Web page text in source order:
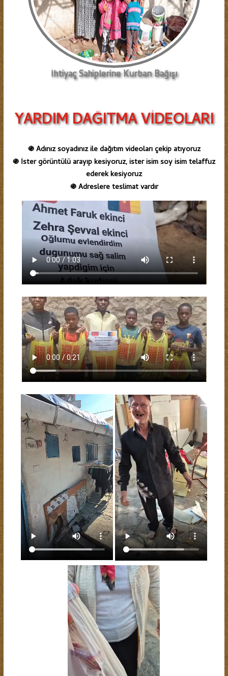
İhtiyaç Sahiplerine Kurban Bağışı
YARDIM DAĞITMA VİDEOLARI
֍ Adınız soyadınız ile dağıtım videoları çekip atıyoruz
֍ İster görüntülü arayıp kesiyoruz, ister isim soy isim telaffuz
ederek kesiyoruz
֍ Adreslere teslimat vardır